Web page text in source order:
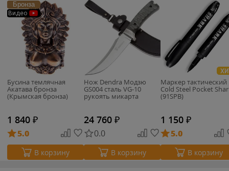
Бронза
Видео
Бусина темлячная
Акатава бронза
(Крымская бронза)
1 840 ₽
5.0
В корзину
Нож Dendra Модзю
GS004 сталь VG-10
рукоять микарта
24 760 ₽
0.0
В корзину
Маркер тактический
Cold Steel Pocket
(91SPB)
1 150 ₽
5.0
В корзину